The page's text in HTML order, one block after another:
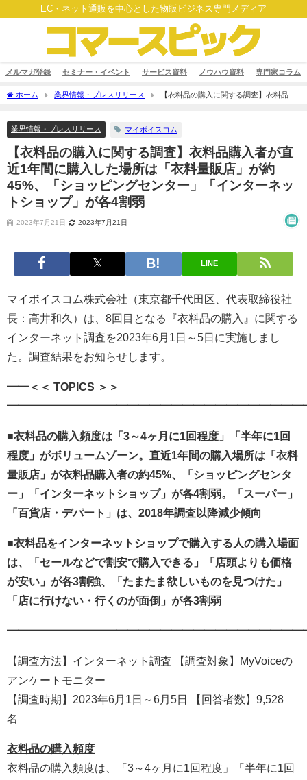
EC・ネット通販を中心とした物販ビジネス専門メディア
メルマガ登録 セミナー・イベント サービス資料 ノウハウ資料 専門家コラム
ホーム 業界情報・プレスリリース
【衣料品の購入に関する調査】衣料品購
業界情報・プレスリリース
マイボイスコム
【衣料品の購入に関する調査】衣料品購入者が直
近1年間に購入した場所は「衣料量販店」が約
45%、「ショッピングセンター」「インターネッ
トショップ」が各4割弱
2023年7月21日 2023年7月21日
LINE
マイボイスコム株式会社（東京都千代田区、代表取締役社
長：高井和久）は、8回目となる『衣料品の購入』に関する
インターネット調査を2023年6月1日～5日に実施しまし
た。調査結果をお知らせします。
━━＜＜ TOPICS ＞＞
■衣料品の購入頻度は「3～4ヶ月に1回程度」「半年に1回
程度」がボリュームゾーン。直近1年間の購入場所は「衣料
量販店」が衣料品購入者の約45%、「ショッピングセンタ
ー」「インターネットショップ」が各4割弱。「スーパー」
「百貨店・デパート」は、2018年調査以降減少傾向
■衣料品をインターネットショップで購入する人の購入場面
は、「セールなどで割安で購入できる」「店頭よりも価格
が安い」が各3割強、「たまたま欲しいものを見つけた」
「店に行けない・行くのが面倒」が各3割弱
【調査方法】インターネット調査 【調査対象】MyVoiceの
アンケートモニター
【調査時期】2023年6月1日～6月5日 【回答者数】9,528
名
衣料品の購入頻度
衣料品の購入頻度は、「3～4ヶ月に1回程度」「半年に1回